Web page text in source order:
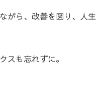
がら、改善を図り、人生
スも忘れずに。